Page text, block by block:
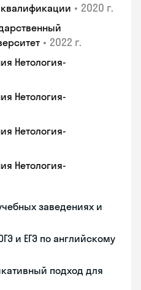
• 2020 г.
• 2022 г.
Нетология-
Нетология-
Нетология-
Нетология-
заведениях и
и ЕГЭ по английскому
подход для